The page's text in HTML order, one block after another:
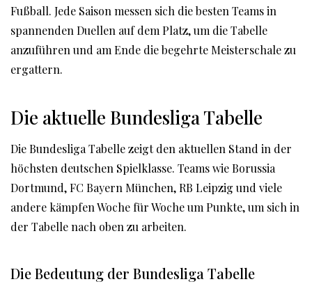
Fußball. Jede Saison messen sich die besten Teams in
spannenden Duellen auf dem Platz, um die Tabelle
anzuführen und am Ende die begehrte Meisterschale zu
ergattern.
Die aktuelle Bundesliga Tabelle
Die Bundesliga Tabelle zeigt den aktuellen Stand in der
höchsten deutschen Spielklasse. Teams wie Borussia
Dortmund, FC Bayern München, RB Leipzig und viele
andere kämpfen Woche für Woche um Punkte, um sich in
der Tabelle nach oben zu arbeiten.
Die Bedeutung der Bundesliga Tabelle